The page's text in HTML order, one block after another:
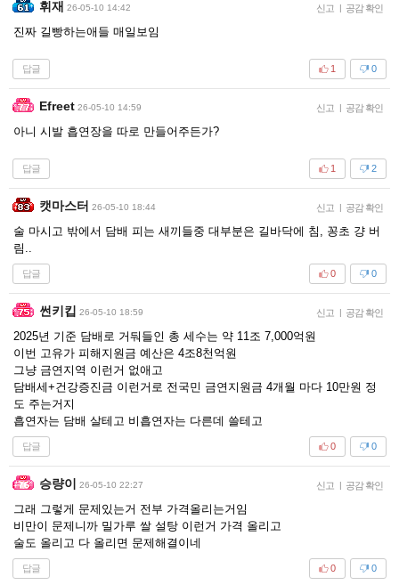
휘재 26-05-10 14:42 신고 | 공감 확인
진짜 길빵하는애들 매일보임
답글 0
1
Efreet 26-05-10 14:59 신고 | 공감 확인
아니 시발 흡연장을 따로 만들어주든가?
답글 2
1
캣마스터 26-05-10 18:44 신고 | 공감 확인
술 마시고 밖에서 담배 피는 새끼들중 대부분은 길바닥에 침, 꽁초 걍 버
림..
답글 0
0
썬키킵 26-05-10 18:59 신고 | 공감 확인
2025년 기준 담배로 거둬들인 총 세수는 약 11조 7,000억원
이번 고유가 피해지원금 예산은 4조8천억원
그냥 금연지역 이런거 없애고
담배세+건강증진금 이런거로 전국민 금연지원금 4개월 마다 10만원 정
도 주는거지
흡연자는 담배 살테고 비흡연자는 다른데 쓸테고
답글 0
0
승량이 26-05-10 22:27 신고 | 공감 확인
그래 그렇게 문제있는거 전부 가격올리는거임
비만이 문제니까 밀가루 쌀 설탕 이런거 가격 올리고
술도 올리고 다 올리면 문제해결이네
답글 0
0